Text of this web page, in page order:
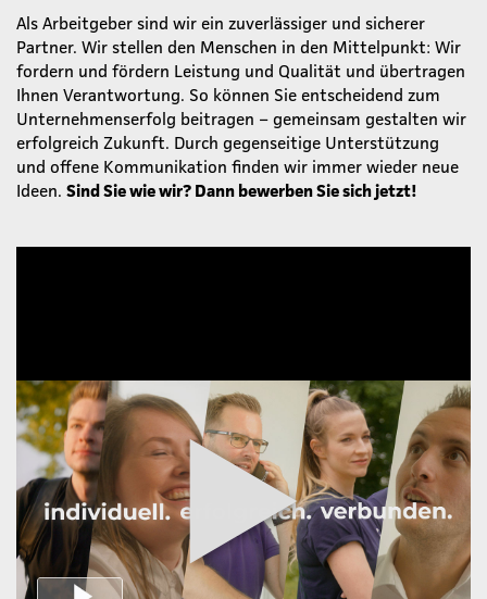
Als Arbeitgeber sind wir ein zuverlässiger und sicherer
Partner. Wir stellen den Menschen in den Mittelpunkt: Wir
fordern und fördern Leistung und Qualität und übertragen
Ihnen Verantwortung. So können Sie entscheidend zum
Unternehmenserfolg beitragen – gemeinsam gestalten wir
erfolgreich Zukunft. Durch gegenseitige Unterstützung
und offene Kommunikation finden wir immer wieder neue
Ideen. Sind Sie wie wir? Dann bewerben Sie sich jetzt!